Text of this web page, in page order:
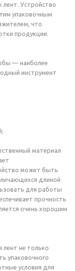
лент. Устройство
упаковочным
что
продукции.
— наиболее
инструмент
материал
может быть
длиной
для работы
прочность
очень хорошим
лент не только
упаковочного
условия для